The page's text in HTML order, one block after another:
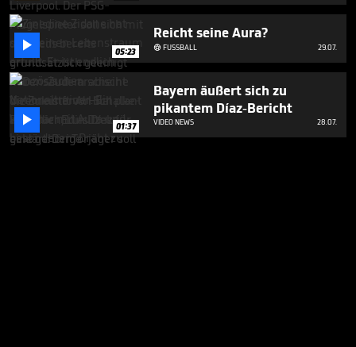
 05:23
Reicht seine Aura?
FUSSBALL 29.07.
 01:37
Bayern äußert sich zu
pikantem Díaz-Bericht
VIDEO NEWS 28.07.